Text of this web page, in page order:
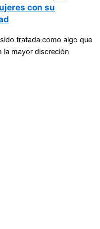
con su
tratada como algo que
la mayor discreción